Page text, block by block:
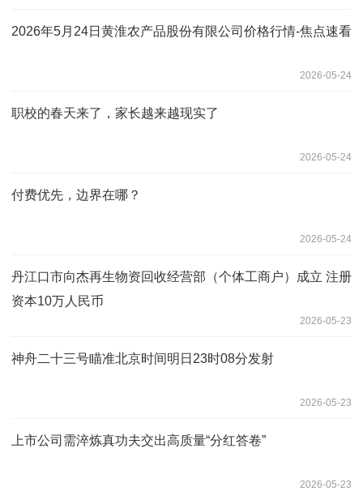
2026年5月24日黄淮农产品股份有限公司价格行情-焦点速看
2026-05-24
职校的春天来了，家长越来越现实了
2026-05-24
付费优先，边界在哪？
2026-05-24
丹江口市向杰再生物资回收经营部（个体工商户）成立 注册
资本10万人民币
2026-05-23
神舟二十三号瞄准北京时间明日23时08分发射
2026-05-23
上市公司需淬炼真功夫交出高质量“分红答卷”
2026-05-23